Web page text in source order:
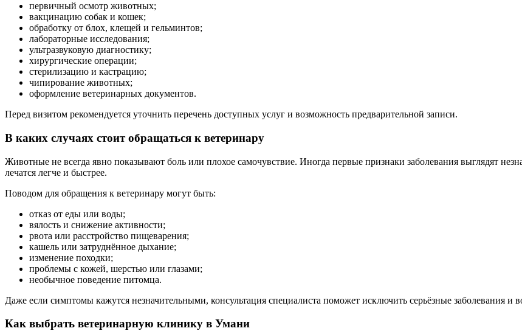
первичный осмотр животных;
вакцинацию собак и кошек;
обработку от блох, клещей и гельминтов;
лабораторные исследования;
ультразвуковую диагностику;
хирургические операции;
стерилизацию и кастрацию;
чипирование животных;
оформление ветеринарных документов.
Перед визитом рекомендуется уточнить перечень доступных услуг и возможность предварительной записи.
В каких случаях стоит обращаться к ветеринару
Животные не всегда явно показывают боль или плохое самочувствие. Иногда первые признаки заболевания выглядят
лечатся легче и быстрее.
Поводом для обращения к ветеринару могут быть:
отказ от еды или воды;
вялость и снижение активности;
рвота или расстройство пищеварения;
кашель или затруднённое дыхание;
изменение походки;
проблемы с кожей, шерстью или глазами;
необычное поведение питомца.
Даже если симптомы кажутся незначительными, консультация специалиста поможет исключить серьёзные заболевания и
Как выбрать ветеринарную клинику в Умани